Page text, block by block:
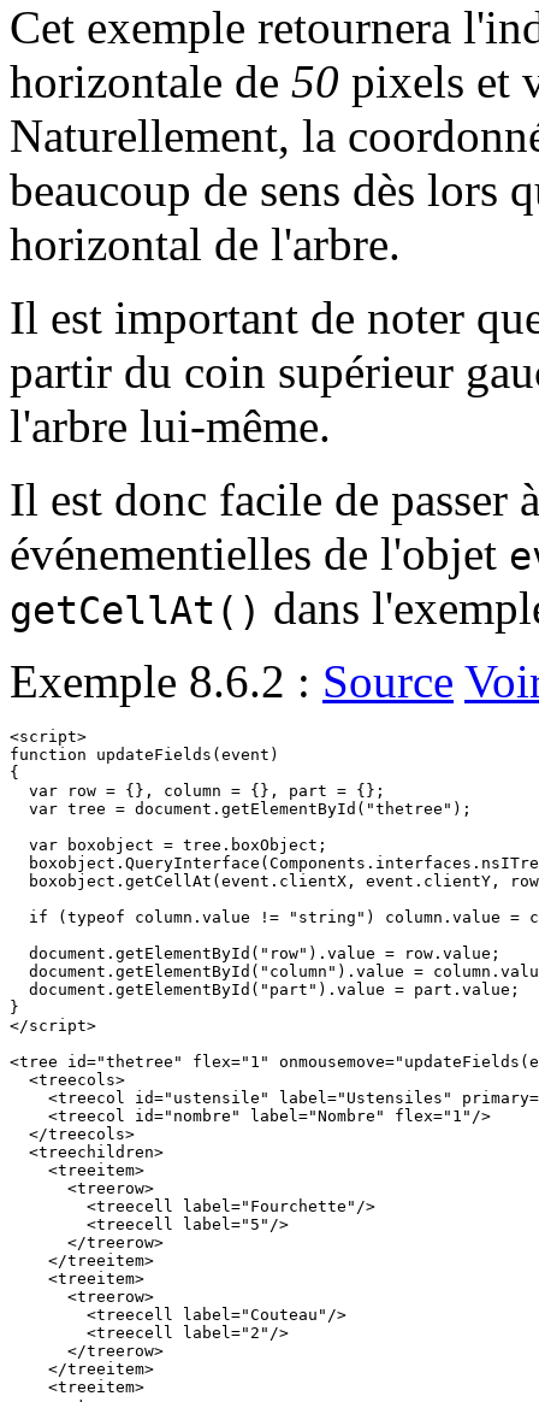
Cet exemple retournera
horizontale de 50 pixels et
Naturellement, la
beaucoup de sens dès lors
horizontal de l'arbre.
Il est important de noter
partir du coin supérieur
l'arbre lui-même.
Il est donc facile de passer
événementielles de l'objet
getCellAt() dans
Exemple 8.6.2 : Source
<script>
function updateFields(event)
{
  var row = {}, column = {}, part = {};
  var tree = document.getElementById("thetree");
  var boxobject = tree.boxObject;
boxobject.getCellAt(event.clientX, event.clientY,
if (typeof column.value != "string") column.value =
  document.getElementById("row").value = row.value;
document.getElementById("column").value =
  document.getElementById("part").value = part.value;
}
</script>
<tree id="thetree" flex="1"
  <treecols>
<treecol id="ustensile" label="Ustensiles"
    <treecol id="nombre" label="Nombre" flex="1"/>
  </treecols>
  <treechildren>
    <treeitem>
      <treerow>
        <treecell label="Fourchette"/>
        <treecell label="5"/>
      </treerow>
    </treeitem>
    <treeitem>
      <treerow>
        <treecell label="Couteau"/>
        <treecell label="2"/>
      </treerow>
    </treeitem>
    <treeitem>